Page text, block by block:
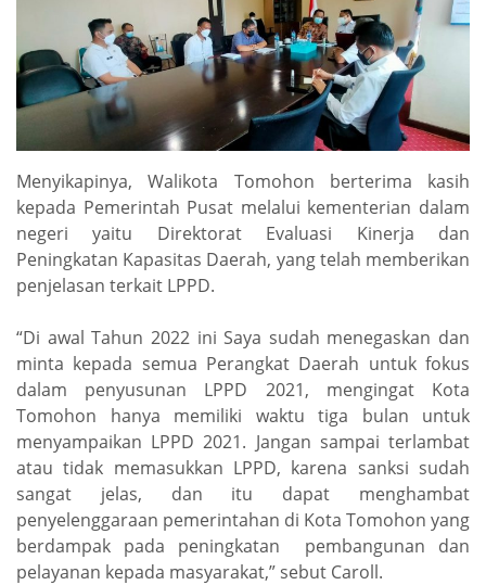
Menyikapinya, Walikota Tomohon berterima kasih
kepada Pemerintah Pusat melalui kementerian dalam
negeri yaitu Direktorat Evaluasi Kinerja dan
Peningkatan Kapasitas Daerah, yang telah memberikan
penjelasan terkait LPPD.
“Di awal Tahun 2022 ini Saya sudah menegaskan dan
minta kepada semua Perangkat Daerah untuk fokus
dalam penyusunan LPPD 2021, mengingat Kota
Tomohon hanya memiliki waktu tiga bulan untuk
menyampaikan LPPD 2021. Jangan sampai terlambat
atau tidak memasukkan LPPD, karena sanksi sudah
sangat jelas, dan itu dapat menghambat
penyelenggaraan pemerintahan di Kota Tomohon yang
berdampak pada peningkatan pembangunan dan
pelayanan kepada masyarakat,” sebut Caroll.